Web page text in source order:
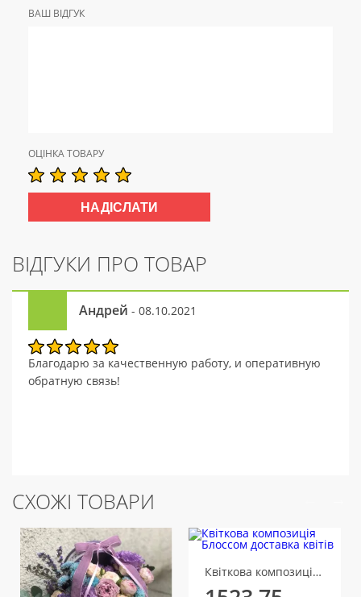
ВАШ ВІДГУК
ОЦІНКА ТОВАРУ
ВІДГУКИ ПРО ТОВАР
Андрей - 08.10.2021
Благодарю за качественную работу, и оперативную
обратную связь!
СХОЖІ ТОВАРИ
Квіткова композиція Блоссом